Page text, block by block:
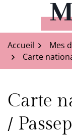
contenu
Accueil
Mes
Carte
Carte
/